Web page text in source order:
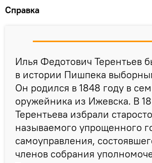
Справка
Илья Федотович Терентьев
в истории Пишпека
Он родился в 1848 году в
оружейника из Ижевска. В
Терентьева избрали
называемого упрощенного
самоуправления,
членов собрания